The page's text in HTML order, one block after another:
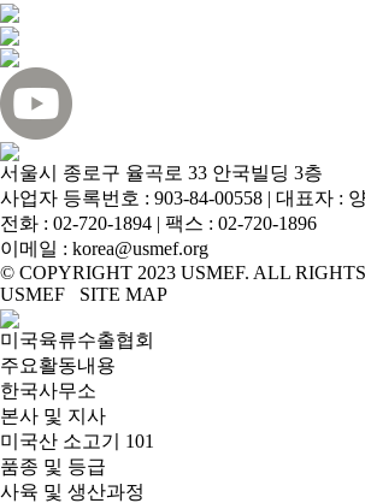
서울시 종로구 율곡로 33 안국빌딩 3층
사업자 등록번호 : 903-84-00558 | 대표자 :
전화 : 02-720-1894 | 팩스 : 02-720-1896
이메일 : korea@usmef.org
© COPYRIGHT 2023 USMEF. ALL
USMEF SITE MAP
미국육류수출협회
주요활동내용
한국사무소
본사 및 지사
미국산 소고기 101
품종 및 등급
사육 및 생산과정